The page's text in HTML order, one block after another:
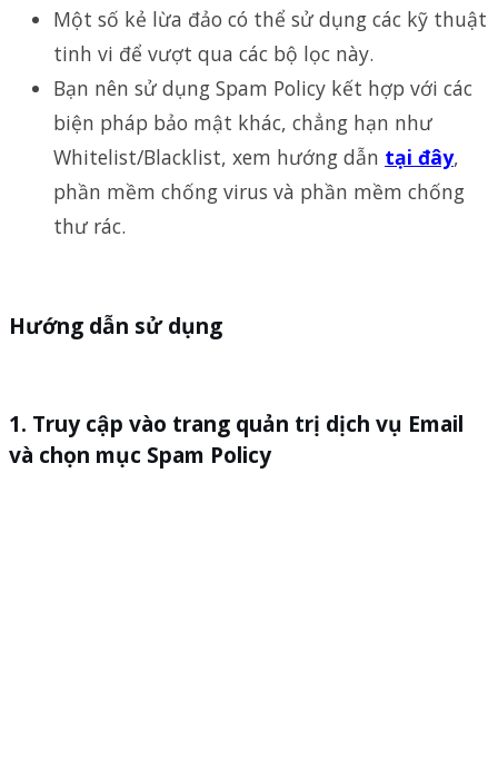
Một số kẻ lừa đảo có thể sử dụng các kỹ thuật
tinh vi để vượt qua các bộ lọc này.
Bạn nên sử dụng Spam Policy kết hợp với các
biện pháp bảo mật khác, chẳng hạn như
Whitelist/Blacklist, xem hướng dẫn tại đây,
phần mềm chống virus và phần mềm chống
thư rác.
Hướng dẫn sử dụng
Truy cập vào trang quản trị dịch vụ Email
và chọn mục Spam Policy